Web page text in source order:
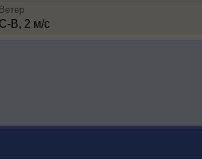
В, 2 м/с